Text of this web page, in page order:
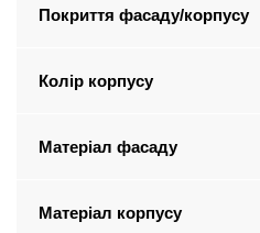
Покриття фасаду/корпусу
Колір корпусу
Матеріал фасаду
Матеріал корпусу